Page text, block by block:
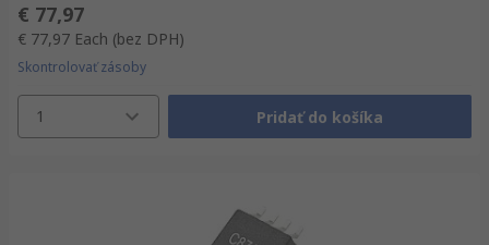
€ 77,97
€ 77,97 Each (bez DPH)
Skontrolovať zásoby
1 Pridať do košíka